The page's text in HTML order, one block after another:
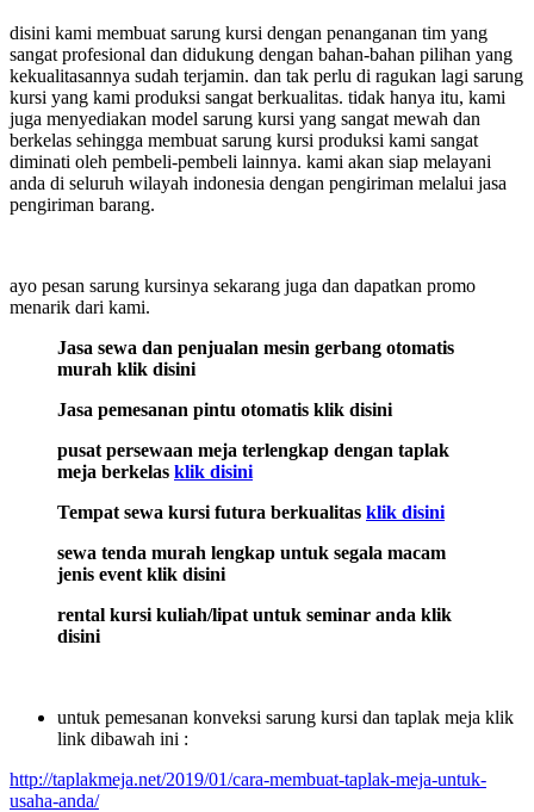
disini kami membuat sarung kursi dengan penanganan tim yang
sangat profesional dan didukung dengan bahan-bahan pilihan yang
kekualitasannya sudah terjamin. dan tak perlu di ragukan lagi sarung
kursi yang kami produksi sangat berkualitas. tidak hanya itu, kami
juga menyediakan model sarung kursi yang sangat mewah dan
berkelas sehingga membuat sarung kursi produksi kami sangat
diminati oleh pembeli-pembeli lainnya. kami akan siap melayani
anda di seluruh wilayah indonesia dengan pengiriman melalui jasa
pengiriman barang.
ayo pesan sarung kursinya sekarang juga dan dapatkan promo
menarik dari kami.
Jasa sewa dan penjualan mesin gerbang otomatis
murah klik disini
Jasa pemesanan pintu otomatis klik disini
pusat persewaan meja terlengkap dengan taplak
meja berkelas klik disini
Tempat sewa kursi futura berkualitas klik disini
sewa tenda murah lengkap untuk segala macam
jenis event klik disini
rental kursi kuliah/lipat untuk seminar anda klik
disini
untuk pemesanan konveksi sarung kursi dan taplak meja klik
link dibawah ini :
http://taplakmeja.net/2019/01/cara-membuat-taplak-meja-untuk-
usaha-anda/